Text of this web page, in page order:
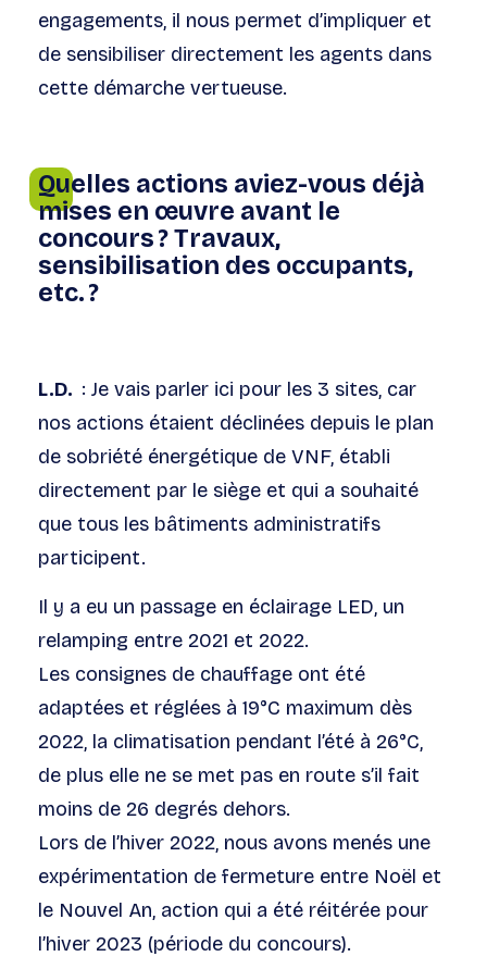
engagements, il nous permet d’impliquer et
de sensibiliser directement les agents dans
cette démarche vertueuse.
Quelles actions aviez-vous déjà
mises en œuvre avant le
concours ? Travaux,
sensibilisation des occupants,
etc. ?
L.D. : Je vais parler ici pour les 3 sites, car
nos actions étaient déclinées depuis le plan
de sobriété énergétique de VNF, établi
directement par le siège et qui a souhaité
que tous les bâtiments administratifs
participent.
Il y a eu un passage en éclairage LED, un
relamping entre 2021 et 2022.
Les consignes de chauffage ont été
adaptées et réglées à 19°C maximum dès
2022, la climatisation pendant l’été à 26°C,
de plus elle ne se met pas en route s’il fait
moins de 26 degrés dehors.
Lors de l’hiver 2022, nous avons menés une
expérimentation de fermeture entre Noël et
le Nouvel An, action qui a été réitérée pour
l’hiver 2023 (période du concours).